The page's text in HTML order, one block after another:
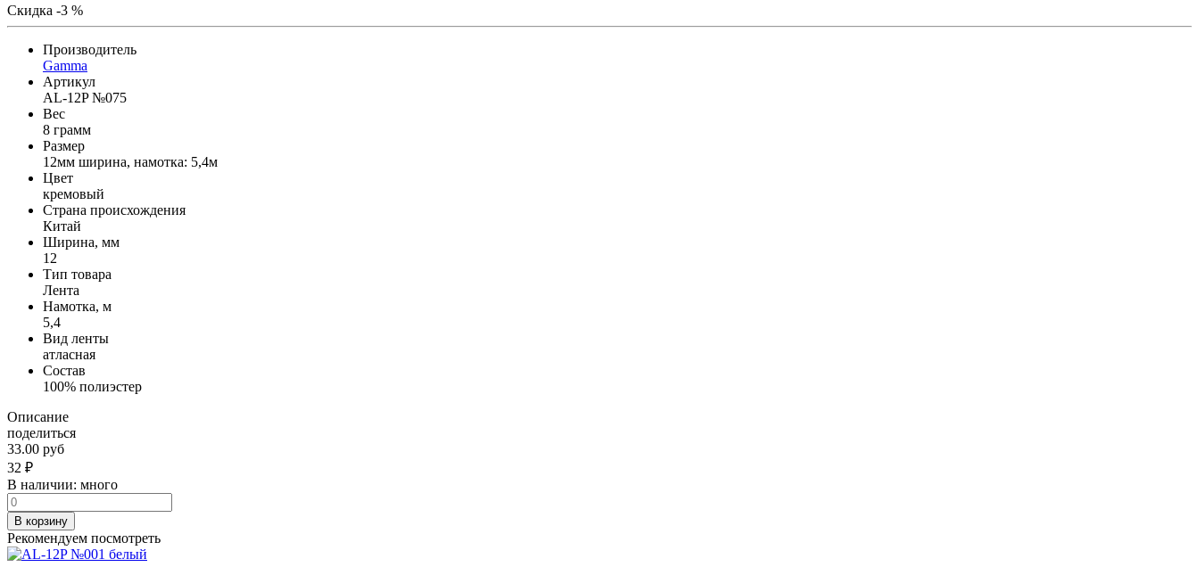
Скидка -3 %
Производитель
Gamma
Артикул
AL-12P №075
Вес
8 грамм
Размер
12мм ширина, намотка: 5,4м
Цвет
кремовый
Страна происхождения
Китай
Ширина, мм
12
Тип товара
Лента
Намотка, м
5,4
Вид ленты
атласная
Состав
100% полиэстер
Описание
поделиться
33.00 руб
32 ₽
В наличии: много
В корзину
Рекомендуем посмотреть